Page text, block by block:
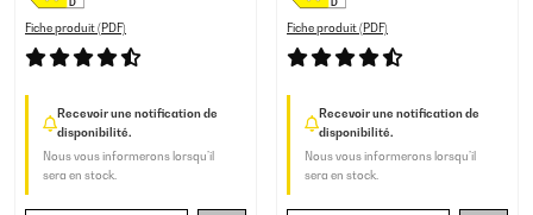
Fiche produit (PDF)
Recevoir une notification de
disponibilité.
Nous vous informerons lorsqu’il
sera en stock.
Fiche produit (PDF)
Recevoir une notification de
disponibilité.
Nous vous informerons lorsqu’il
sera en stock.